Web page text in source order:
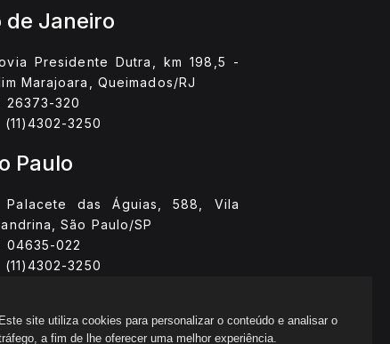
Este site utiliza cookies para personalizar o conteúdo e analisar o
a fim de lhe oferecer uma melhor experiência.
de Janeiro
Presidente Dutra, km 198,5 -
Marajoara, Queimados/RJ
26373-320
(11)4302-3250
Paulo
Palacete das Águias, 588, Vila
São Paulo/SP
04635-022
(11)4302-3250